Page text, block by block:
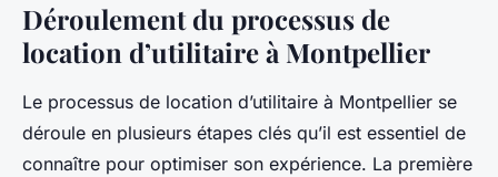
Déroulement du processus de
location d’utilitaire à Montpellier
Le processus de location d’utilitaire à Montpellier se
déroule en plusieurs étapes clés qu’il est essentiel de
connaître pour optimiser son expérience. La première